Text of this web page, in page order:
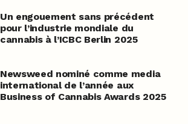
Un engouement sans précédent
pour l’industrie mondiale du
cannabis à l’ICBC Berlin 2025
Newsweed nominé comme media
international de l’année aux
Business of Cannabis Awards 2025